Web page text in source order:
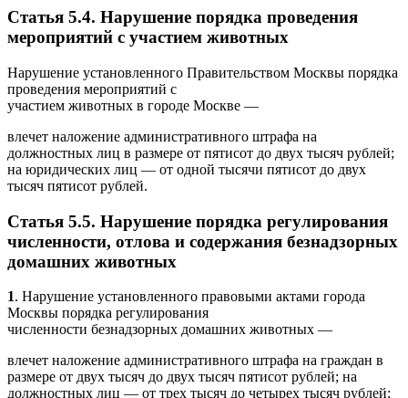
Статья 5.4. Нарушение порядка проведения
мероприятий с участием животных
Нарушение установленного Правительством Москвы порядка
проведения мероприятий с
участием животных в городе Москве —
влечет наложение административного штрафа на
должностных лиц в размере от пятисот до двух тысяч рублей;
на юридических лиц — от одной тысячи пятисот до двух
тысяч пятисот рублей.
Статья 5.5. Нарушение порядка регулирования
численности, отлова и содержания безнадзорных
домашних животных
1. Нарушение установленного правовыми актами города
Москвы порядка регулирования
численности безнадзорных домашних животных —
влечет наложение административного штрафа на граждан в
размере от двух тысяч до двух тысяч пятисот рублей; на
должностных лиц — от трех тысяч до четырех тысяч рублей;